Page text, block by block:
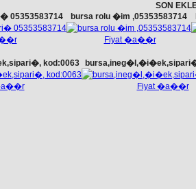
SON
05353583714
bursa rolu �im ,05353583714
Fiyat �a��r
kod:0063
Fiyat �a��r